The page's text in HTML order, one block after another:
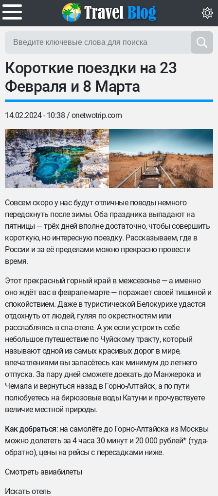
Короткие поездки на 23
Февраля и 8 Марта
14.02.2024 - 10:38 / onetwotrip.com
Совсем скоро у нас будут отличные поводы немного
передохнуть после зимы. Оба праздника выпадают на
пятницы — трёх дней вполне достаточно, чтобы совершить
короткую, но интересную поездку. Рассказываем, где в
России и за её пределами можно прекрасно провести
время.
Этот прекрасный горный край в межсезонье — а именно
оно ждёт вас в феврале-марте — поражает своей тишиной и
спокойствием. Даже в туристической Белокурихе удастся
отдохнуть от людей, гуляя по окрестностям или
расслабляясь в спа-отеле. А уж если устроить себе
небольшое путешествие по Чуйскому тракту, который
называют одной из самых красивых дорог в мире,
впечатлениями вы запасётесь как минимум до летнего
отпуска. За пару дней сможете доехать до Манжерока и
Чемала и вернуться назад в Горно-Алтайск, а по пути
полюбуетесь на бирюзовые воды Катуни и прочувствуете
величие местной природы.
Как добраться: на самолёте до Горно-Алтайска из Москвы
можно долететь за 4 часа 30 минут и 20 000 рублей* (туда-
обратно), цены на рейсы с пересадками ниже.
Смотреть авиабилеты
Искать отель